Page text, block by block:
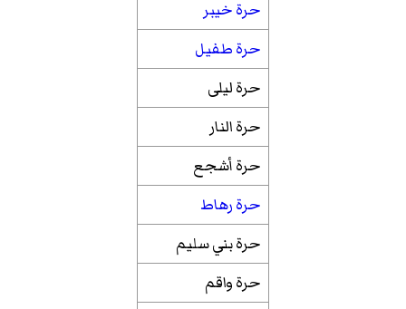
حرة خيبر
حرة طفيل
حرة ليلى
حرة النار
حرة أشجع
حرة رهاط
حرة بني سليم
حرة واقم